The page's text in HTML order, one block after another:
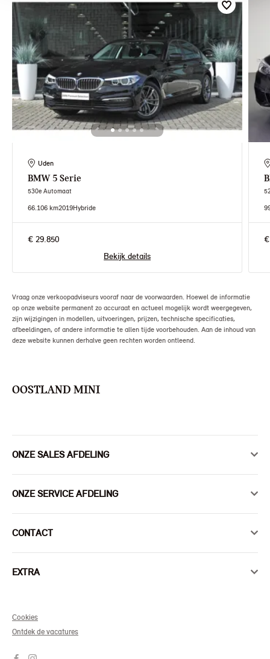
Uden
BMW 5 Serie
530e Automaat
66.106 km2019Hybride
€ 29.850
Bekijk details
Vraag onze verkoopadviseurs vooraf naar de voorwaarden. Hoewel de informatie
op onze website permanent zo accuraat en actueel mogelijk wordt weergegeven,
zijn wijzigingen in modellen, uitvoeringen, prijzen, technische specificaties,
afbeeldingen, of andere informatie te allen tijde voorbehouden. Aan de inhoud van
deze website kunnen derhalve geen rechten worden ontleend.
OOSTLAND MINI
ONZE SALES AFDELING
ONZE SERVICE AFDELING
CONTACT
EXTRA
Cookies
Ontdek de vacatures